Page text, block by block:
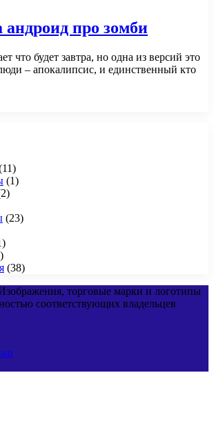
про зомби
что будет завтра, но одна из версий это
– апокалипсис, и единственный кто
(1)
(23)
(38)
торговые марки и логотипы
соответствующих владельцев